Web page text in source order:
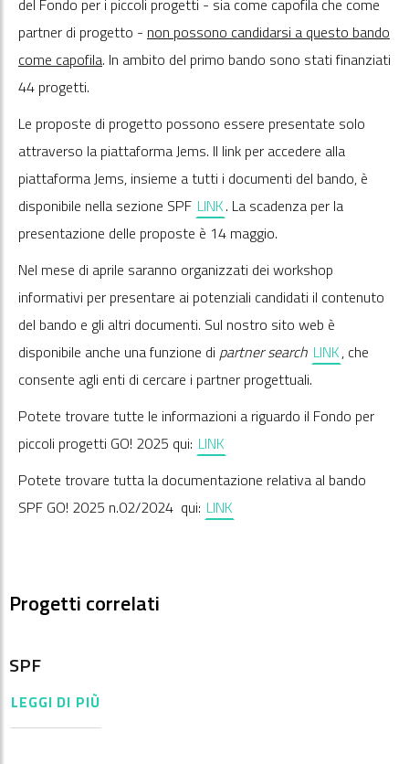
partner di progetto - non possono candidarsi a questo bando
come capofila. In ambito del primo bando sono stati finanziati
44 progetti.
Le proposte di progetto possono essere presentate solo
attraverso la piattaforma Jems. Il link per accedere alla
piattaforma Jems, insieme a tutti i documenti del bando, è
disponibile nella sezione SPF LINK. La scadenza per la
presentazione delle proposte è 14 maggio.
Nel mese di aprile saranno organizzati dei workshop
informativi per presentare ai potenziali candidati il contenuto
del bando e gli altri documenti. Sul nostro sito web è
disponibile anche una funzione di partner search LINK, che
consente agli enti di cercare i partner progettuali.
Potete trovare tutte le informazioni a riguardo il Fondo per
piccoli progetti GO! 2025 qui: LINK
Potete trovare tutta la documentazione relativa al bando
SPF GO! 2025 n.02/2024 qui: LINK
Progetti correlati
SPF
LEGGI DI PIÙ